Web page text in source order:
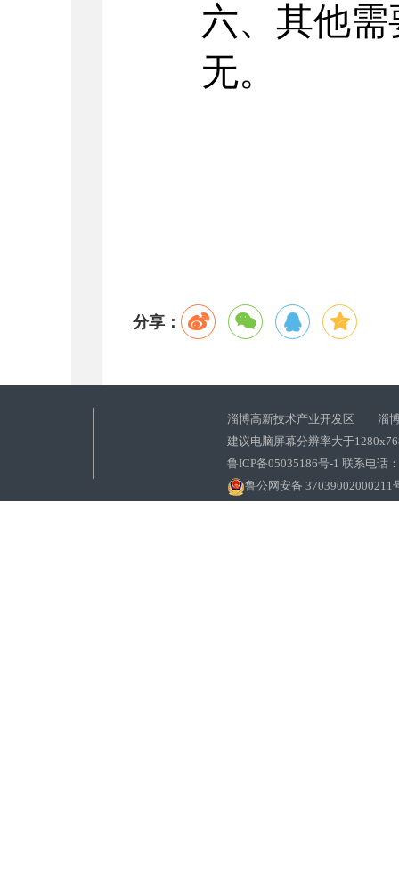
六、其他
无。
分享：
淄博高新技术产业开发区 淄博
建议电脑屏幕分辨率大于
鲁ICP备05035186号-1 联系电话
鲁公网安备 37039002000211